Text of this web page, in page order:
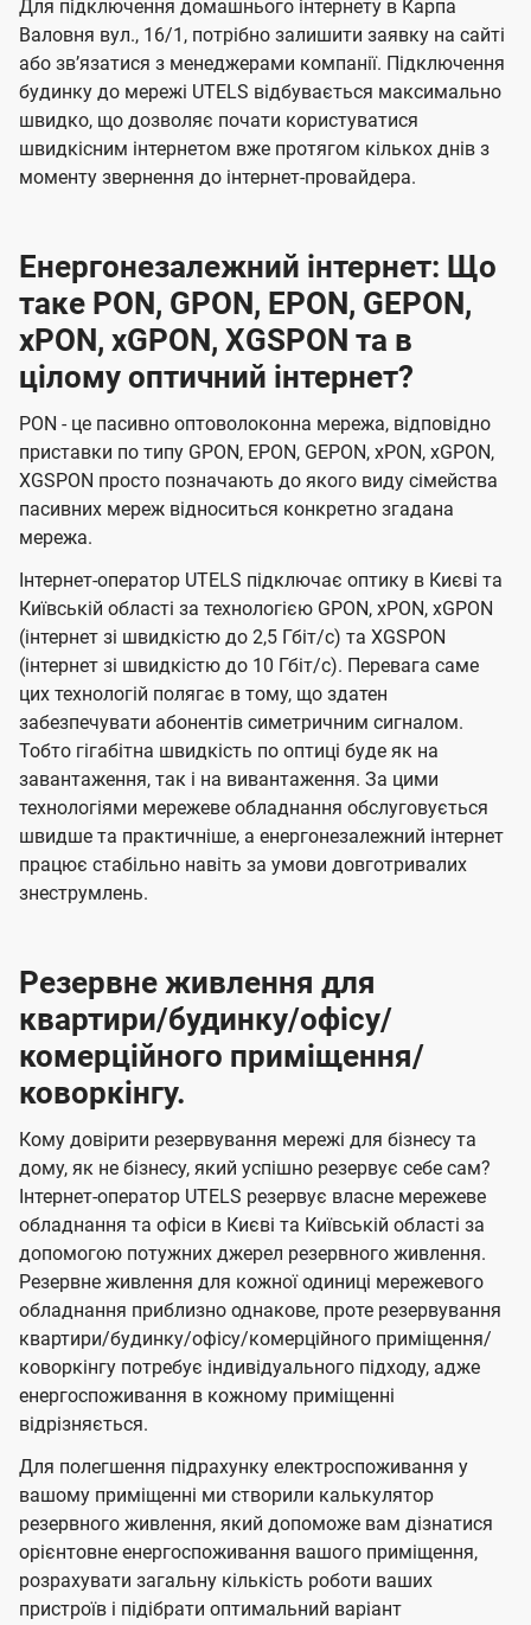
Для підключення домашнього інтернету в Карпа
Валовня вул., 16/1, потрібно залишити заявку на сайті
або звʼязатися з менеджерами компанії. Підключення
будинку до мережі UTELS відбувається максимально
швидко, що дозволяє почати користуватися
швидкісним інтернетом вже протягом кількох днів з
моменту звернення до інтернет-провайдера.
Енергонезалежний інтернет: Що
таке PON, GPON, EPON, GEPON,
xPON, xGPON, XGSPON та в
цілому оптичний інтернет?
PON - це пасивно оптоволоконна мережа, відповідно
приставки по типу GPON, EPON, GEPON, xPON, xGPON,
XGSPON просто позначають до якого виду сімейства
пасивних мереж відноситься конкретно згадана
мережа.
Інтернет-оператор UTELS підключає оптику в Києві та
Київській області за технологією GPON, xPON, xGPON
(інтернет зі швидкістю до 2,5 Гбіт/с) та XGSPON
(інтернет зі швидкістю до 10 Гбіт/с). Перевага саме
цих технологій полягає в тому, що здатен
забезпечувати абонентів симетричним сигналом.
Тобто гігабітна швидкість по оптиці буде як на
завантаження, так і на вивантаження. За цими
технологіями мережеве обладнання обслуговується
швидше та практичніше, а енергонезалежний інтернет
працює стабільно навіть за умови довготривалих
знеструмлень.
Резервне живлення для
квартири/будинку/офісу/
комерційного приміщення/
коворкінгу.
Кому довірити резервування мережі для бізнесу та
дому, як не бізнесу, який успішно резервує себе сам?
Інтернет-оператор UTELS резервує власне мережеве
обладнання та офіси в Києві та Київській області за
допомогою потужних джерел резервного живлення.
Резервне живлення для кожної одиниці мережевого
обладнання приблизно однакове, проте резервування
квартири/будинку/офісу/комерційного приміщення/
коворкінгу потребує індивідуального підходу, адже
енергоспоживання в кожному приміщенні
відрізняється.
Для полегшення підрахунку електроспоживання у
вашому приміщенні ми створили калькулятор
резервного живлення, який допоможе вам дізнатися
орієнтовне енергоспоживання вашого приміщення,
розрахувати загальну кількість роботи ваших
пристроїв і підібрати оптимальний варіант